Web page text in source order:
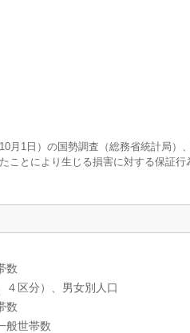
1日）の国勢調査（総務省統計局）
ことにより生じる損害に対する保証
数
４区分）、男女別人口
数
般世帯数